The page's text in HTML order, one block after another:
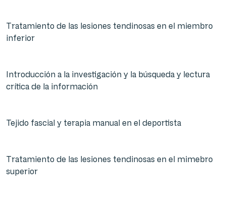
Tratamiento de las lesiones tendinosas en el miembro
inferior
Introducción a la investigación y la búsqueda y lectura
crítica de la información
Tejido fascial y terapia manual en el deportista
Tratamiento de las lesiones tendinosas en el mimebro
superior